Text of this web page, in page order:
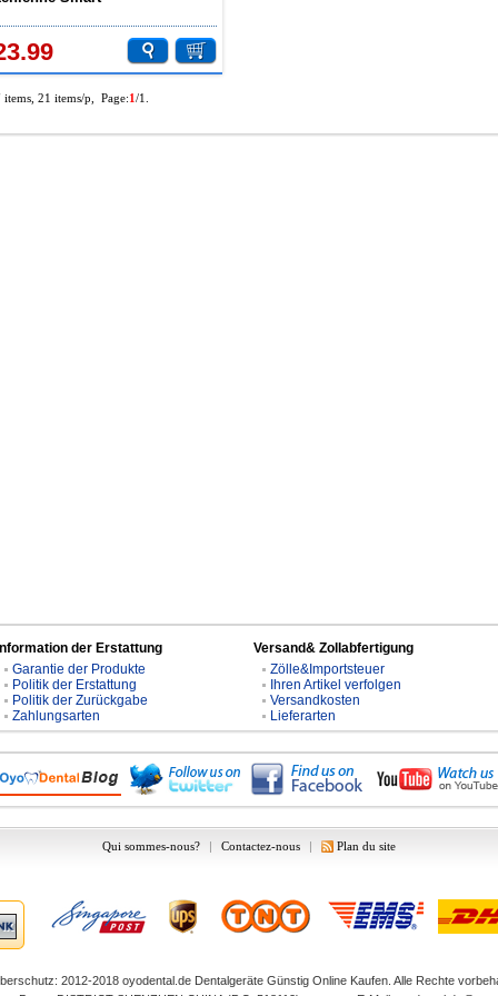
G
items, 21 items/p, Page:1/1.
Information der Erstattung
Garantie der Produkte
Politik der Erstattung
Politik der Zurückgabe
Zahlungsarten
Versand& Zollabfertigung
Zölle&Importsteuer
Ihren Artikel verfolgen
Versandkosten
Lieferarten
Qui sommes-nous? | Contactez-nous | Plan du site
2012-2018 oyodental.de Dentalgeräte Günstig Online Kaufen. Alle Rechte